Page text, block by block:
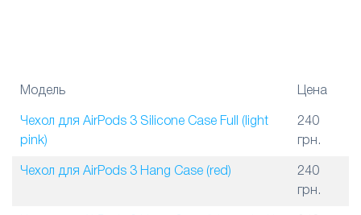
Модель Цена
Чехол для AirPods 3 Silicone Case Full (light
pink)
240
грн.
Чехол для AirPods 3 Hang Case (red)
240
грн.